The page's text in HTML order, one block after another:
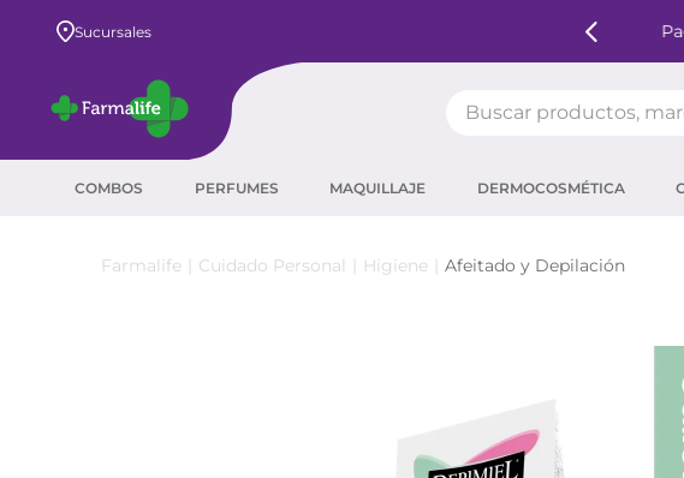
Sucursales
COMBOS PERFUMES MAQUILLAJE DERMOCOSMÉTICA
Cuidado Personal Higiene Afeitado y Depilación
agua micelar
corrector